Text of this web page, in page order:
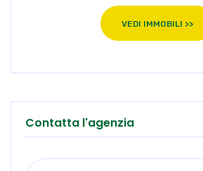
VEDI IMMOBILI >>
Contatta l'agenzia